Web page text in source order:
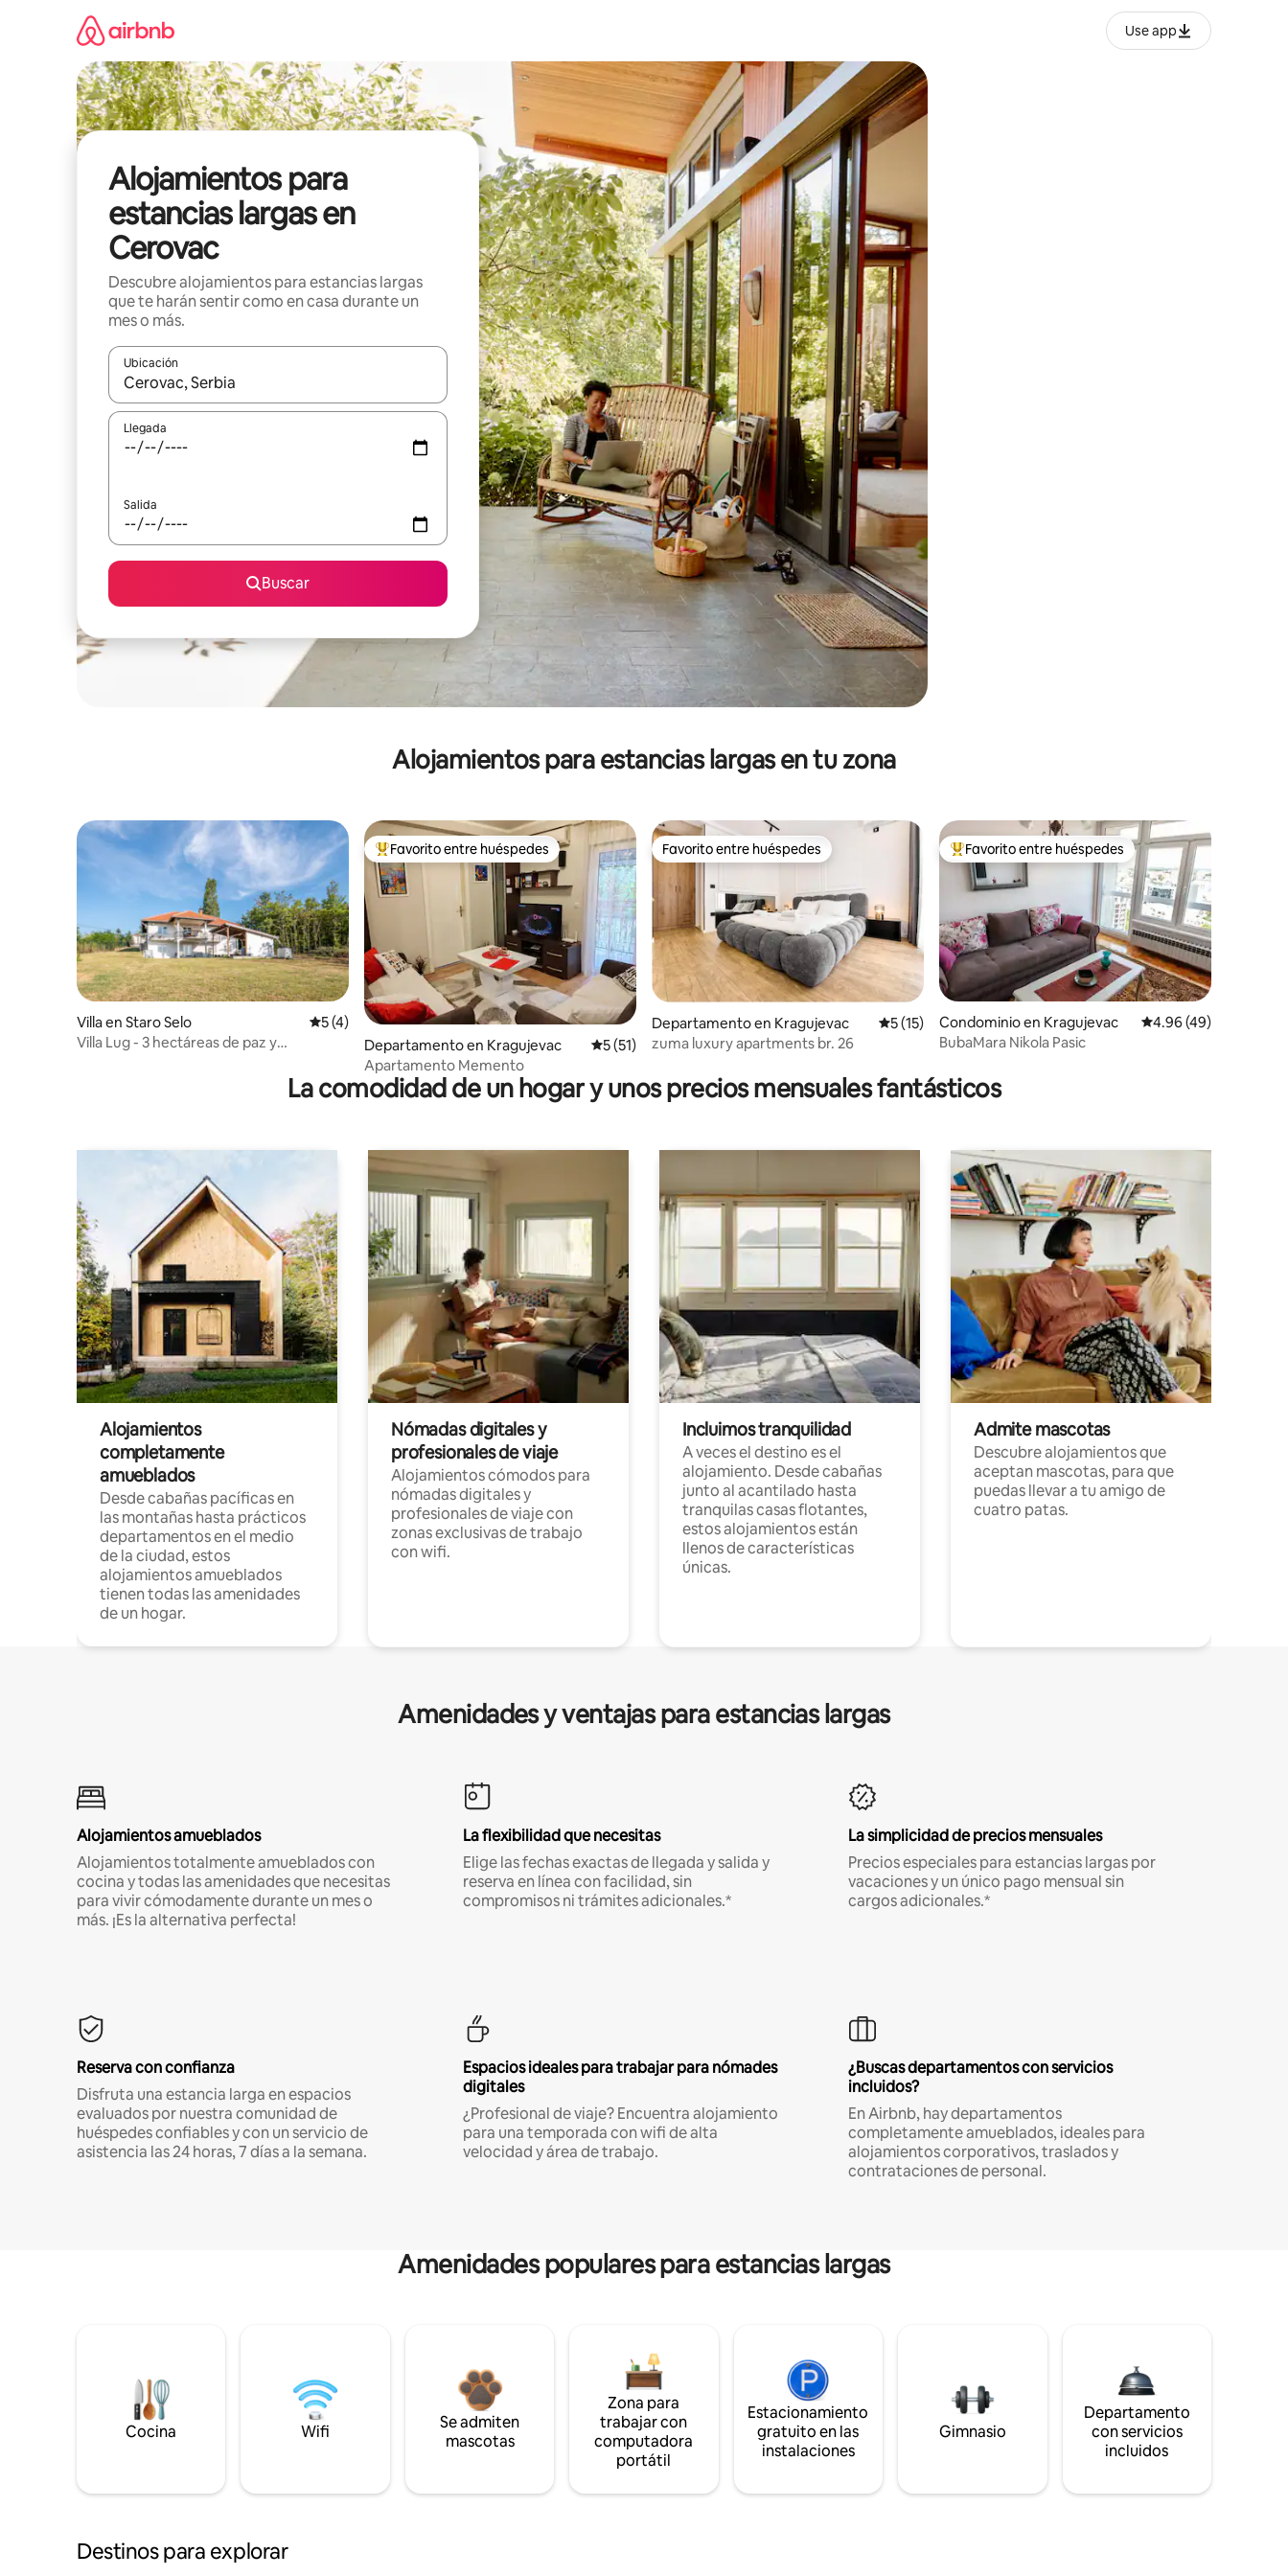
Use app
Alojamientos para
estancias largas en
Cerovac
Descubre alojamientos para estancias largas
que te harán sentir como en casa durante un
mes o más.
Ubicación
Cuando los resultados estén disponibles, podrás navegar usando las teclas de las flechas hacia arriba y hacia abajo, o bien tocando y deslizando la pantalla.
Llegada
Salida
Buscar
Alojamientos para estancias largas en tu zona
Villa en Staro Selo Calificación promedio: 5 de 5; 4 evaluaciones
5 (4)
Villa Lug - 3 hectáreas de paz y
De los mejores en Favorito entre huéspedes
Favorito entre huéspedes
Departamento en Kragujevac Calificación promedio: 5 de 5; 51 evaluaciones
5 (51)
Apartamento Memento
Favorito entre huéspedes
Favorito entre huéspedes
Departamento en Kragujevac Calificación promedio: 5 de 5; 15 evaluaciones
5 (15)
zuma luxury apartments br. 26
De los mejores en Favorito entre huéspedes
Favorito entre huéspedes
Condominio en Kragujevac Calificación
4.96 (49)
BubaMara Nikola Pasic
La comodidad de un hogar y unos precios mensuales fantásticos
Alojamientos
completamente
amueblados
Desde cabañas pacíficas en
las montañas hasta prácticos
departamentos en el medio
de la ciudad, estos
alojamientos amueblados
tienen todas las amenidades
de un hogar.
Nómadas digitales y
profesionales de viaje
Alojamientos cómodos para
nómadas digitales y
profesionales de viaje con
zonas exclusivas de trabajo
con wifi.
Incluimos tranquilidad
A veces el destino es el
alojamiento. Desde cabañas
junto al acantilado hasta
tranquilas casas flotantes,
estos alojamientos están
llenos de características
únicas.
Admite mascotas
Descubre alojamientos que
aceptan mascotas, para que
puedas llevar a tu amigo de
cuatro patas.
Amenidades y ventajas para estancias largas
Alojamientos amueblados
Alojamientos totalmente amueblados con
cocina y todas las amenidades que necesitas
para vivir cómodamente durante un mes o
más. ¡Es la alternativa perfecta!
La flexibilidad que necesitas
Elige las fechas exactas de llegada y salida y
reserva en línea con facilidad, sin
compromisos ni trámites adicionales.*
La simplicidad de precios mensuales
Precios especiales para estancias largas por
vacaciones y un único pago mensual sin
cargos adicionales.*
Reserva con confianza
Disfruta una estancia larga en espacios
evaluados por nuestra comunidad de
huéspedes confiables y con un servicio de
asistencia las 24 horas, 7 días a la semana.
Espacios ideales para trabajar para nómades
digitales
¿Profesional de viaje? Encuentra alojamiento
para una temporada con wifi de alta
velocidad y área de trabajo.
¿Buscas departamentos con servicios
incluidos?
En Airbnb, hay departamentos
completamente amueblados, ideales para
alojamientos corporativos, traslados y
contrataciones de personal.
Amenidades populares para estancias largas
Cocina Wifi
Se admiten
mascotas
Zona para
trabajar con
computadora
portátil
Estacionamiento
gratuito en las
instalaciones
Gimnasio
Departamento
con servicios
incluidos
Destinos para explorar